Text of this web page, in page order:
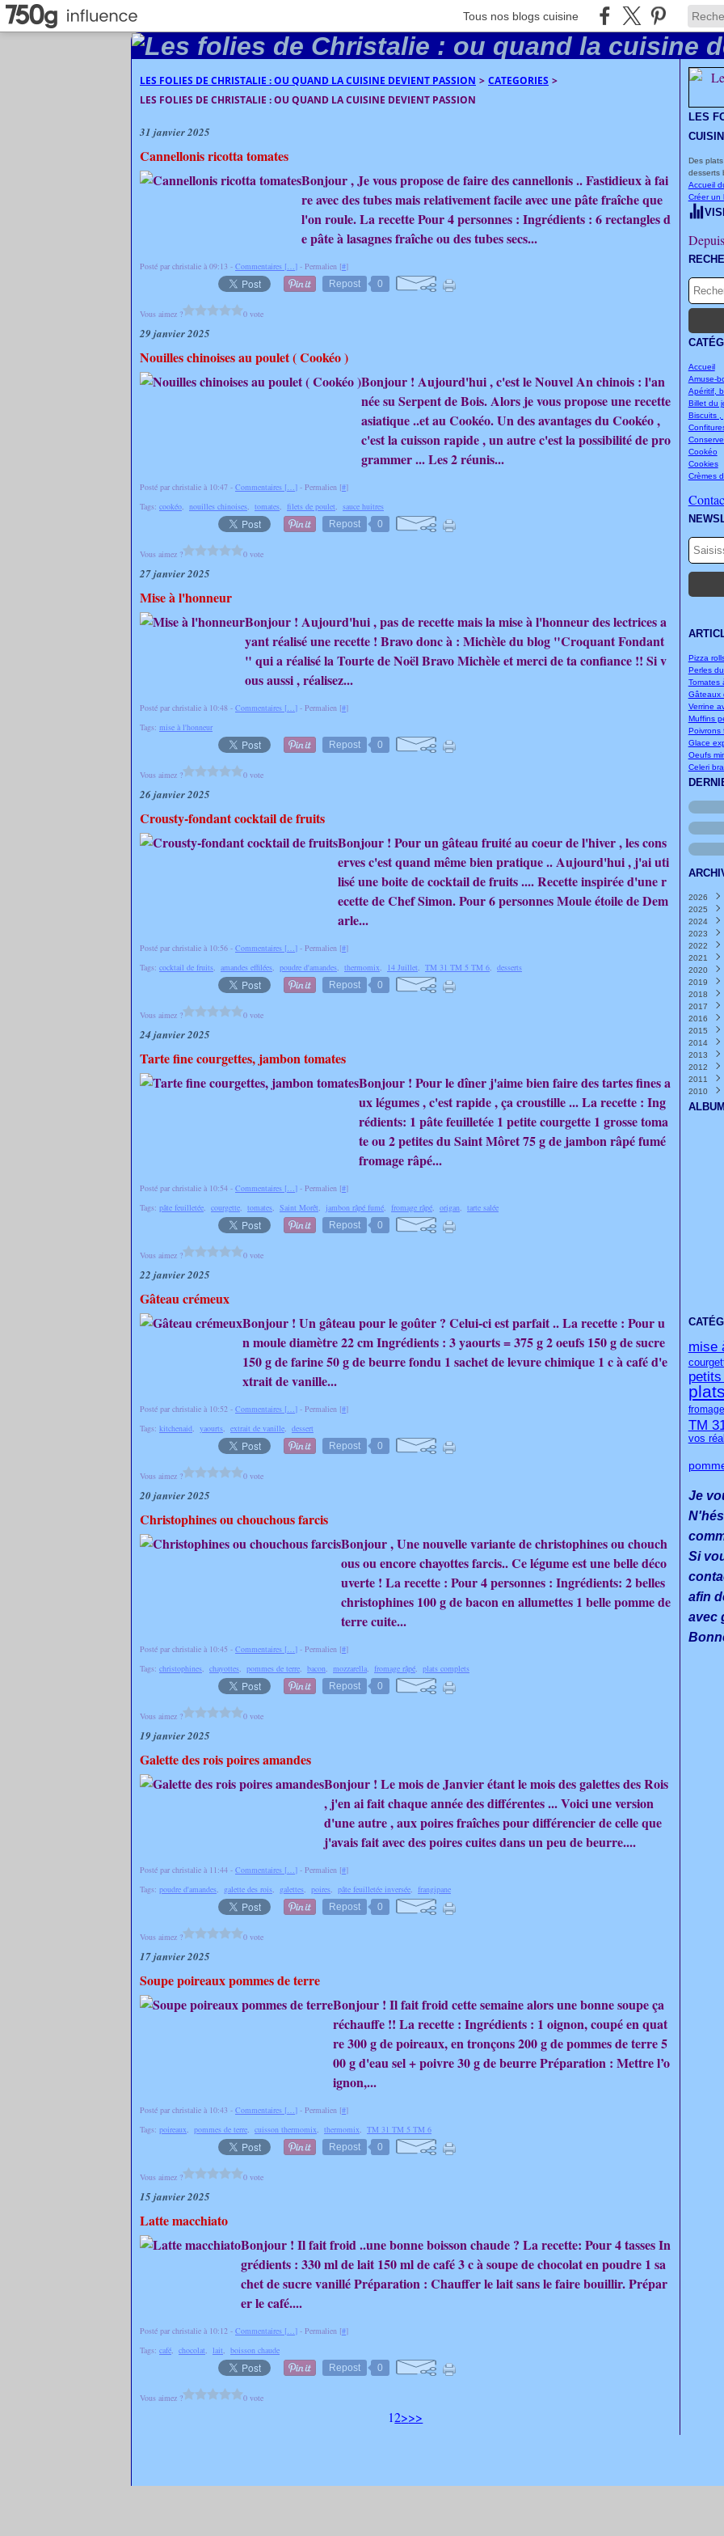
Tous nos blogs cuisine
LES FOLIES DE CHRISTALIE : OU QUAND LA CUISINE DEVIENT PASSION > CATEGORIES >
LES FOLIES DE CHRISTALIE : OU QUAND LA CUISINE DEVIENT PASSION
31 janvier 2025
Cannellonis ricotta tomates
Bonjour , Je vous propose de faire des cannellonis .. Fastidieux à fai
re avec des tubes mais relativement facile avec une pâte fraîche que
l'on roule. La recette Pour 4 personnes : Ingrédients : 6 rectangles d
e pâte à lasagnes fraîche ou des tubes secs...
Posté par christalie à 09:13 - Commentaires […] - Permalien [#]
Repost
0
Vous aimez ? 0 vote
29 janvier 2025
Nouilles chinoises au poulet ( Cookéo )
Bonjour ! Aujourd'hui , c'est le Nouvel An chinois : l'an
née su Serpent de Bois. Alors je vous propose une recette
asiatique ..et au Cookéo. Un des avantages du Cookéo ,
c'est la cuisson rapide , un autre c'est la possibilité de pro
grammer ... Les 2 réunis...
Posté par christalie à 10:47 - Commentaires […] - Permalien [#]
Tags: cookéo, nouilles chinoises, tomates, filets de poulet, sauce huitres
Repost
0
Vous aimez ? 0 vote
27 janvier 2025
Mise à l'honneur
Bonjour ! Aujourd'hui , pas de recette mais la mise à l'honneur des lectrices a
yant réalisé une recette ! Bravo donc à : Michèle du blog "Croquant Fondant
" qui a réalisé la Tourte de Noël Bravo Michèle et merci de ta confiance !! Si v
ous aussi , réalisez...
Posté par christalie à 10:48 - Commentaires […] - Permalien [#]
Tags: mise à l'honneur
Repost
0
Vous aimez ? 0 vote
26 janvier 2025
Crousty-fondant cocktail de fruits
Bonjour ! Pour un gâteau fruité au coeur de l'hiver , les cons
erves c'est quand même bien pratique .. Aujourd'hui , j'ai uti
lisé une boite de cocktail de fruits .... Recette inspirée d'une r
ecette de Chef Simon. Pour 6 personnes Moule étoile de Dem
arle...
Posté par christalie à 10:56 - Commentaires […] - Permalien [#]
Tags: cocktail de fruits, amandes effilées, poudre d'amandes, thermomix, 14 Juillet, TM 31 TM 5 TM 6, desserts
Repost
0
Vous aimez ? 0 vote
24 janvier 2025
Tarte fine courgettes, jambon tomates
Bonjour ! Pour le dîner j'aime bien faire des tartes fines a
ux légumes , c'est rapide , ça croustille ... La recette : Ing
rédients: 1 pâte feuilletée 1 petite courgette 1 grosse toma
te ou 2 petites du Saint Môret 75 g de jambon râpé fumé
fromage râpé...
Posté par christalie à 10:54 - Commentaires […] - Permalien [#]
Tags: pâte feuilletée, courgette, tomates, Saint Morêt, jambon râpé fumé, fromage râpé, origan, tarte salée
Repost
0
Vous aimez ? 0 vote
22 janvier 2025
Gâteau crémeux
Bonjour ! Un gâteau pour le goûter ? Celui-ci est parfait .. La recette : Pour u
n moule diamètre 22 cm Ingrédients : 3 yaourts = 375 g 2 oeufs 150 g de sucre
150 g de farine 50 g de beurre fondu 1 sachet de levure chimique 1 c à café d'e
xtrait de vanille...
Posté par christalie à 10:52 - Commentaires […] - Permalien [#]
Tags: kitchenaid, yaourts, extrait de vanille, dessert
Repost
0
Vous aimez ? 0 vote
20 janvier 2025
Christophines ou chouchous farcis
Bonjour , Une nouvelle variante de christophines ou chouch
ous ou encore chayottes farcis.. Ce légume est une belle déco
uverte ! La recette : Pour 4 personnes : Ingrédients: 2 belles
christophines 100 g de bacon en allumettes 1 belle pomme de
terre cuite...
Posté par christalie à 10:45 - Commentaires […] - Permalien [#]
Tags: christophines, chayottes, pommes de terre, bacon, mozzarella, fromage râpé, plats complets
Repost
0
Vous aimez ? 0 vote
19 janvier 2025
Galette des rois poires amandes
Bonjour ! Le mois de Janvier étant le mois des galettes des Rois
, j'en ai fait chaque année des différentes ... Voici une version
d'une autre , aux poires fraîches pour différencier de celle que
j'avais fait avec des poires cuites dans un peu de beurre....
Posté par christalie à 11:44 - Commentaires […] - Permalien [#]
Tags: poudre d'amandes, galette des rois, galettes, poires, pâte feuilletée inversée, frangipane
Repost
0
Vous aimez ? 0 vote
17 janvier 2025
Soupe poireaux pommes de terre
Bonjour ! Il fait froid cette semaine alors une bonne soupe ça
réchauffe !! La recette : Ingrédients : 1 oignon, coupé en quat
re 300 g de poireaux, en tronçons 200 g de pommes de terre 5
00 g d'eau sel + poivre 30 g de beurre Préparation : Mettre l’o
ignon,...
Posté par christalie à 10:43 - Commentaires […] - Permalien [#]
Tags: poireaux, pommes de terre, cuisson thermomix, thermomix, TM 31 TM 5 TM 6
Repost
0
Vous aimez ? 0 vote
15 janvier 2025
Latte macchiato
Bonjour ! Il fait froid ..une bonne boisson chaude ? La recette: Pour 4 tasses In
grédients : 330 ml de lait 150 ml de café 3 c à soupe de chocolat en poudre 1 sa
chet de sucre vanillé Préparation : Chauffer le lait sans le faire bouillir. Prépar
er le café....
Posté par christalie à 10:12 - Commentaires […] - Permalien [#]
Tags: café, chocolat, lait, boisson chaude
Repost
0
Vous aimez ? 0 vote
12>>>
LES
Des
desserts
Accueil
Créer un
Accueil
Amuse-
Apéritif,
Billet du
Biscuits
Cookéo
Cookies
Crèmes
Pizza
Perles
Tomates
Gâteaux
Verrine
Muffins
Poivrons
Glace
Oeufs
Celeri
2026
Août
Juillet
Juin
Mai
Avril
Mars
2025
Août
Juillet
Juin
Mai
Avril
Mars
2024
Août
Juillet
Juin
Mai
Avril
Mars
2023
Août
Juillet
Juin
Mai
Avril
Mars
2022
Août
Juillet
Juin
Mai
Avril
Mars
2021
Août
Juillet
Juin
Mai
Avril
Mars
2020
Août
Juillet
Juin
Mai
Avril
Mars
2019
Août
Juillet
Juin
Mai
Avril
Mars
2018
Août
Juillet
Juin
Mai
Avril
2017
Août
Juillet
Juin
Mai
2016
Août
Juillet
Juin
2015
Août
Juillet
2014
Août
2013
2012
2011
2010
mise
TM
vos
Je
Si
afin
avec